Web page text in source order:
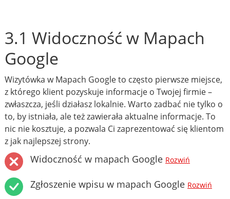
3.1 Widoczność w Mapach
Google
Wizytówka w Mapach Google to często pierwsze miejsce,
z którego klient pozyskuje informacje o Twojej firmie –
zwłaszcza, jeśli działasz lokalnie. Warto zadbać nie tylko o
to, by istniała, ale też zawierała aktualne informacje. To
nic nie kosztuje, a pozwala Ci zaprezentować się klientom
z jak najlepszej strony.
Widoczność w mapach Google Rozwiń
Zgłoszenie wpisu w mapach Google Rozwiń